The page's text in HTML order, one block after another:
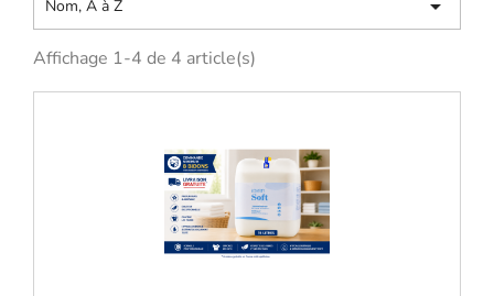
Nom, A à Z 
Affichage 1-4 de 4 article(s)